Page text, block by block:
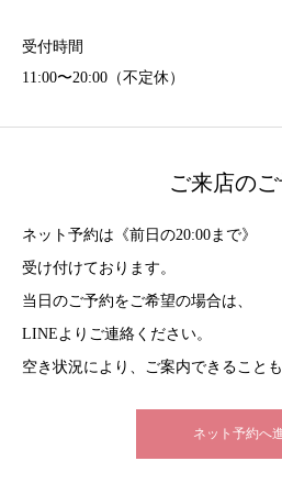
受付時間
11:00〜20:00（不定休）
ご来店の
ネット予約は《前日の20:00まで》
受け付けております。
当日のご予約をご希望の場合は、
LINEよりご連絡ください。
空き状況により、ご案内できることも
ネット予約へ